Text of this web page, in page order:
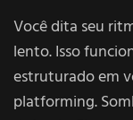
Você dita seu
lento. Isso
estruturado em
platforming.